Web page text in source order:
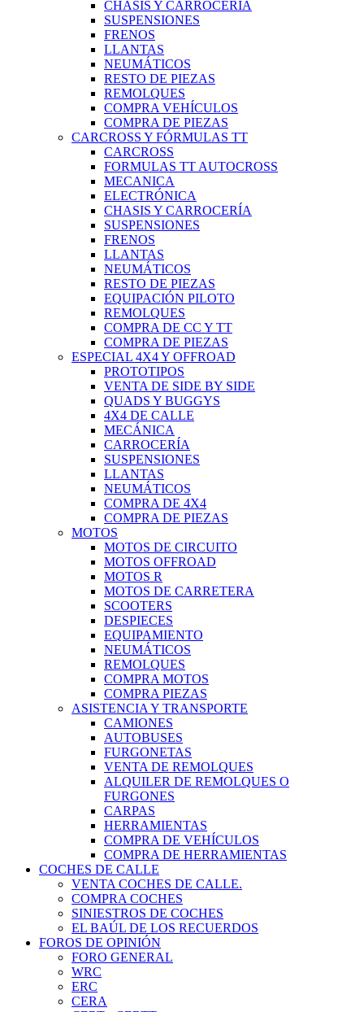
CHASIS Y CARROCERÍA
SUSPENSIONES
FRENOS
LLANTAS
NEUMÁTICOS
RESTO DE PIEZAS
REMOLQUES
COMPRA VEHÍCULOS
COMPRA DE PIEZAS
CARCROSS Y FÓRMULAS TT
CARCROSS
FORMULAS TT AUTOCROSS
MECANICA
ELECTRÓNICA
CHASIS Y CARROCERÍA
SUSPENSIONES
FRENOS
LLANTAS
NEUMÁTICOS
RESTO DE PIEZAS
EQUIPACIÓN PILOTO
REMOLQUES
COMPRA DE CC Y TT
COMPRA DE PIEZAS
ESPECIAL 4X4 Y OFFROAD
PROTOTIPOS
VENTA DE SIDE BY SIDE
QUADS Y BUGGYS
4X4 DE CALLE
MECÁNICA
CARROCERÍA
SUSPENSIONES
LLANTAS
NEUMÁTICOS
COMPRA DE 4X4
COMPRA DE PIEZAS
MOTOS
MOTOS DE CIRCUITO
MOTOS OFFROAD
MOTOS R
MOTOS DE CARRETERA
SCOOTERS
DESPIECES
EQUIPAMIENTO
NEUMÁTICOS
REMOLQUES
COMPRA MOTOS
COMPRA PIEZAS
ASISTENCIA Y TRANSPORTE
CAMIONES
AUTOBUSES
FURGONETAS
VENTA DE REMOLQUES
ALQUILER DE REMOLQUES O
FURGONES
CARPAS
HERRAMIENTAS
COMPRA DE VEHÍCULOS
COMPRA DE HERRAMIENTAS
COCHES DE CALLE
VENTA COCHES DE CALLE.
COMPRA COCHES
SINIESTROS DE COCHES
EL BAÚL DE LOS RECUERDOS
FOROS DE OPINIÓN
FORO GENERAL
WRC
ERC
CERA